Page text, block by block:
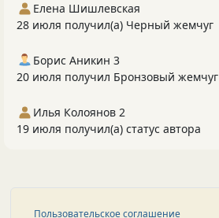
Елена Шишлевская
28 июля получил(а) Черный жемчуг
Борис Аникин 3
20 июля получил Бронзовый жемчуг
Илья Колоянов 2
19 июля получил(а) статус автора
Пользовательское соглашение